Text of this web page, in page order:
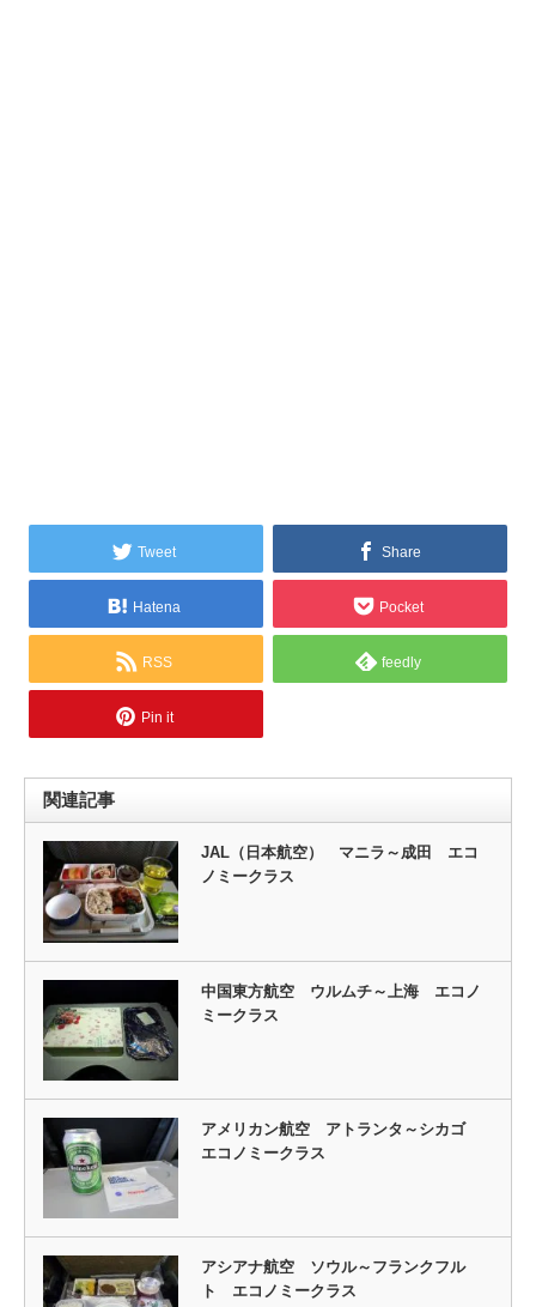
Tweet Share
Hatena Pocket
RSS feedly
Pin it
関連記事
JAL（日本航空） マニラ～成田 エコ
ノミークラス
中国東方航空 ウルムチ～上海 エコノ
ミークラス
アメリカン航空 アトランタ～シカゴ
エコノミークラス
アシアナ航空 ソウル～フランクフル
ト エコノミークラス